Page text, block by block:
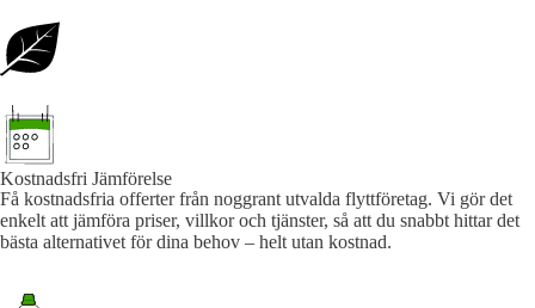
Kostnadsfri Jämförelse
Få kostnadsfria offerter från noggrant utvalda flyttföretag. Vi gör det
enkelt att jämföra priser, villkor och tjänster, så att du snabbt hittar det
bästa alternativet för dina behov – helt utan kostnad.